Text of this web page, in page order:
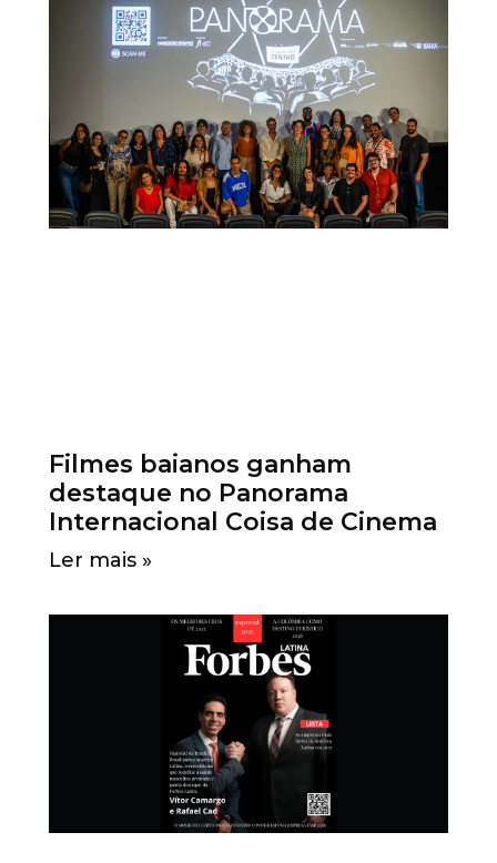
Filmes baianos ganham
destaque no Panorama
Internacional Coisa de Cinema
Ler mais »